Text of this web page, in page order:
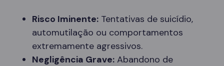
Risco Iminente: Tentativas de suicídio,
automutilação ou comportamentos
extremamente agressivos.
Negligência Grave: Abandono de